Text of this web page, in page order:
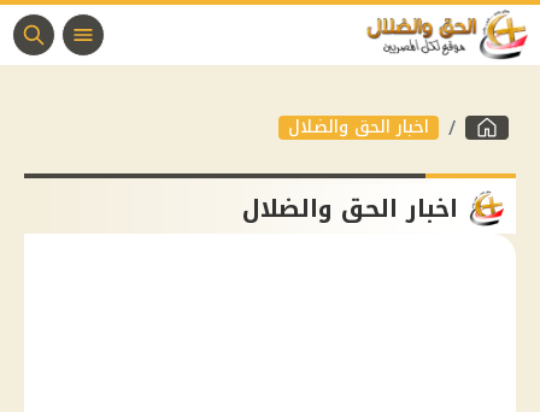
اخبار الحق والضلال
اخبار الحق والضلال